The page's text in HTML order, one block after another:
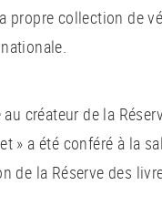
propre collection de
créateur de la
» a été conféré à la
de la Réserve des